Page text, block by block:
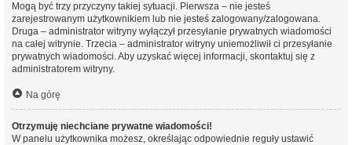
Mogą być trzy przyczyny takiej sytuacji. Pierwsza – nie jesteś
zarejestrowanym użytkownikiem lub nie jesteś zalogowany/zalogowana.
Druga – administrator witryny wyłączył przesyłanie prywatnych wiadomości
na całej witrynie. Trzecia – administrator witryny uniemożliwił ci przesyłanie
prywatnych wiadomości. Aby uzyskać więcej informacji, skontaktuj się z
administratorem witryny.
Na górę
Otrzymuję niechciane prywatne wiadomości!
W panelu użytkownika możesz, określając odpowiednie reguły ustawić